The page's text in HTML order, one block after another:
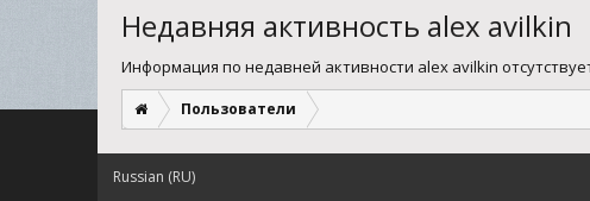
Недавняя активность alex avilkin
Информация по недавней активности alex avilkin
Пользователи
Russian (RU)